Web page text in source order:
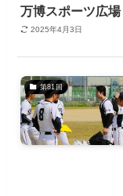
万博スポーツ広場
2025年4月3日
第81回